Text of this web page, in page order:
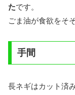
たです。
ごま油が食欲をそ
手間
長ネギはカット済